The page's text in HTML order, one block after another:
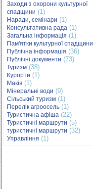
Заходи з охорони культурної
спадщини (1)
Наради, семінари (1)
Консультативна рада (1)
Загальна інформація (1)
Пам'ятки культурної спадщини
Публічна інформація (36)
Публічні документи (73)
Туризм (38)
Курорти (1)
Маків (1)
Мінеральні води (9)
Сільський туризм (1)
Перелік агроосель (1)
Туристична афіша (22)
Туристичні маршрути (5)
туристичні маршрути (32)
Управління (1)